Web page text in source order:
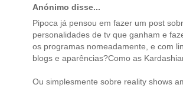
Anónimo disse...
Pipoca já pensou em fazer um post
personalidades de tv que ganham e
os programas nomeadamente, e com
blogs e aparências?Como as
Ou simplesmente sobre reality shows